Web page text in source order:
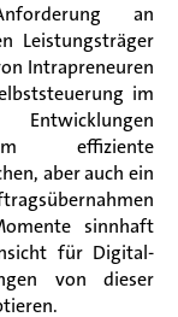
an
Leistungsträger
Intrapreneuren
im
effiziente
aber auch ein
sinnhaft
für Digital-
von dieser